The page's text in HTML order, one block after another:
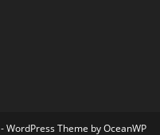
WordPress Theme by OceanWP